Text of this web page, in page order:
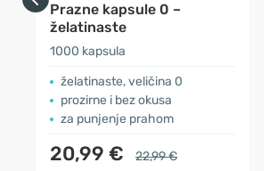
Prazne kapsule 0 –
želatinaste
1000 kapsula
želatinaste, veličina 0
prozirne i bez okusa
za punjenje prahom
20,99 € 22,99 €